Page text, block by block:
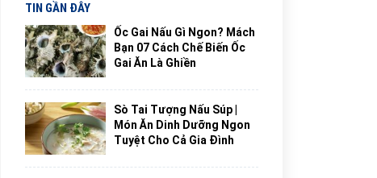
TIN GẦN ĐÂY
Ốc Gai Nấu Gì Ngon? Mách
Bạn 07 Cách Chế Biến Ốc
Gai Ăn Là Ghiền
Sò Tai Tượng Nấu Súp |
Món Ăn Dinh Dưỡng Ngon
Tuyệt Cho Cả Gia Đình